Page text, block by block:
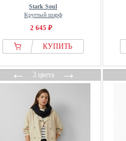
Stark Soul
Круглый шарф
2 645 ₽
КУПИТЬ
←3 цвета→